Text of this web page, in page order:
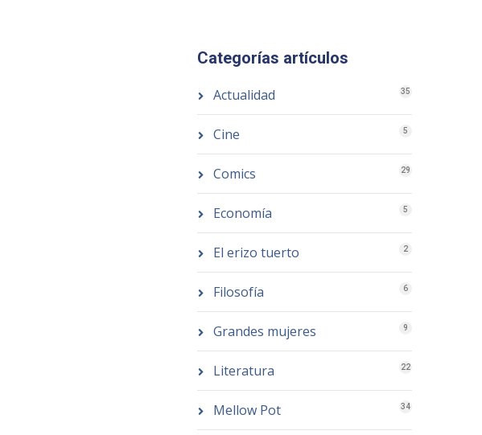
Categorías artículos
Actualidad 35
Cine 5
Comics 29
Economía 5
El erizo tuerto 2
Filosofía 6
Grandes mujeres 9
Literatura 22
Mellow Pot 34